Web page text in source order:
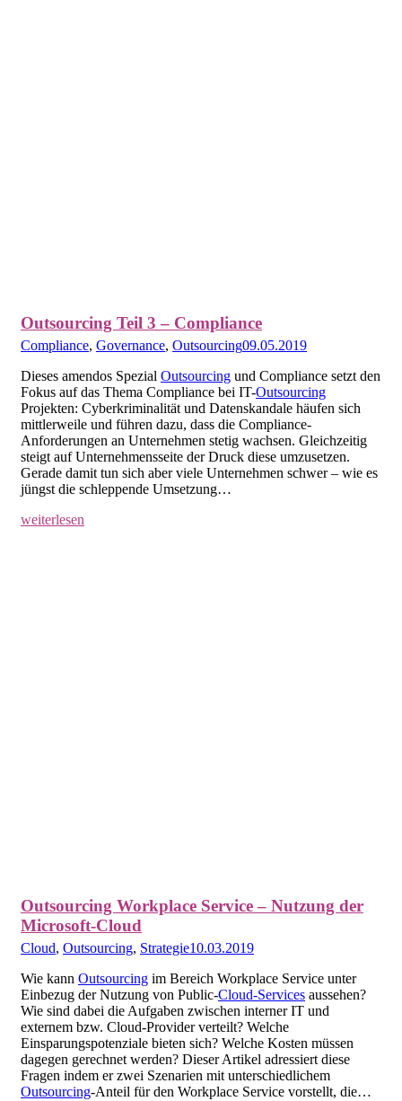
Outsourcing Teil 3 – Compliance
Compliance, Governance, Outsourcing09.05.2019
Dieses amendos Spezial Outsourcing und Compliance setzt den
Fokus auf das Thema Compliance bei IT-Outsourcing
Projekten: Cyberkriminalität und Datenskandale häufen sich
mittlerweile und führen dazu, dass die Compliance-
Anforderungen an Unternehmen stetig wachsen. Gleichzeitig
steigt auf Unternehmensseite der Druck diese umzusetzen.
Gerade damit tun sich aber viele Unternehmen schwer – wie es
jüngst die schleppende Umsetzung…
weiterlesen
Outsourcing Workplace Service – Nutzung der
Microsoft-Cloud
Cloud, Outsourcing, Strategie10.03.2019
Wie kann Outsourcing im Bereich Workplace Service unter
Einbezug der Nutzung von Public-Cloud-Services aussehen?
Wie sind dabei die Aufgaben zwischen interner IT und
externem bzw. Cloud-Provider verteilt? Welche
Einsparungspotenziale bieten sich? Welche Kosten müssen
dagegen gerechnet werden? Dieser Artikel adressiert diese
Fragen indem er zwei Szenarien mit unterschiedlichem
Outsourcing-Anteil für den Workplace Service vorstellt, die…